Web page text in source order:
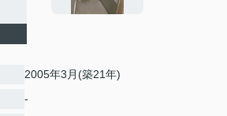
2005年3月(築21年)
-